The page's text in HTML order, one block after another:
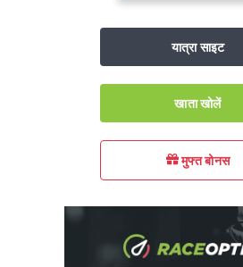
यात्रा साइट
खाता खोलें
मुफ्त बोनस